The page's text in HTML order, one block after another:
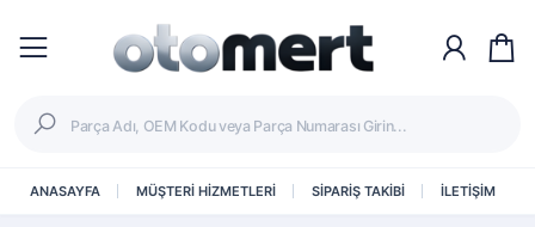
ANASAYFA MÜŞTERİ HİZMETLERİ SİPARİŞ TAKİBİ İLETİŞİM